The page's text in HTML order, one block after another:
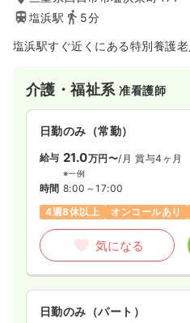
塩浜駅
5分
塩浜駅すぐ近くにある特別養護老
介護・福祉系准看護師
日勤のみ（常勤）
給与 21.0万円〜/月 賞与4ヶ月
※一例
時間 8:00～17:00
4週8休以上
オンコールあり
気になる
日勤のみ（パート）